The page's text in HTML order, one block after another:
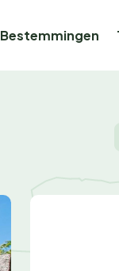
Bestemmingen